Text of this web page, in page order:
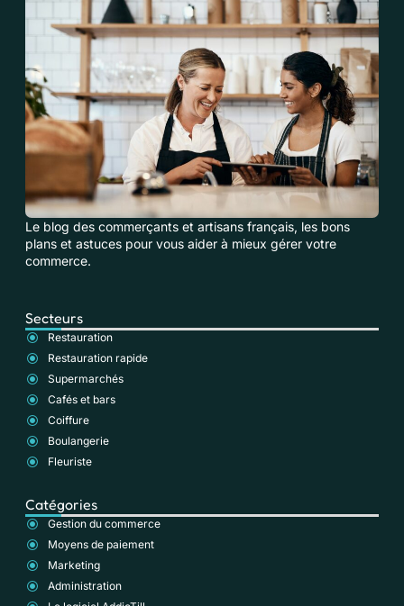
Le blog des commerçants et artisans français, les bons
plans et astuces pour vous aider à mieux gérer votre
commerce.
Secteurs
Restauration
Restauration rapide
Supermarchés
Cafés et bars
Coiffure
Boulangerie
Fleuriste
Catégories
Gestion du commerce
Moyens de paiement
Marketing
Administration